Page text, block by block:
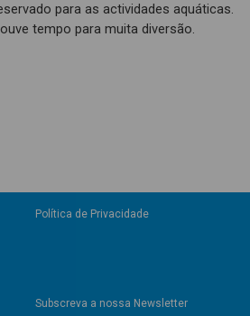
para as actividades aquáticas.
tempo para muita diversão.
Política de Privacidade
Subscreva a nossa Newsletter